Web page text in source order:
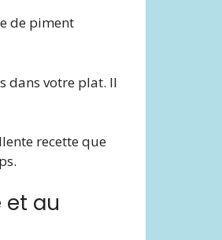
de piment
dans votre plat. Il
recette que
et au